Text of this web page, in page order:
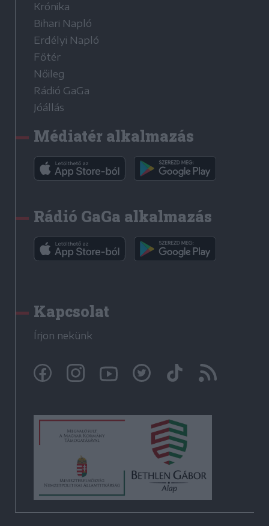
Krónika
Bihari Napló
Erdélyi Napló
Főtér
Nőileg
Rádió GaGa
Jóállás
Médiatér alkalmazás
Rádió GaGa alkalmazás
Kapcsolat
Írjon nekünk